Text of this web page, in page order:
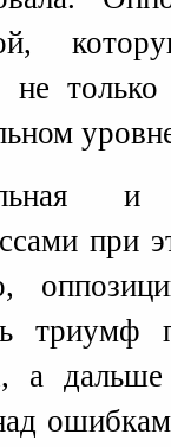
не
и
при
триумф
а